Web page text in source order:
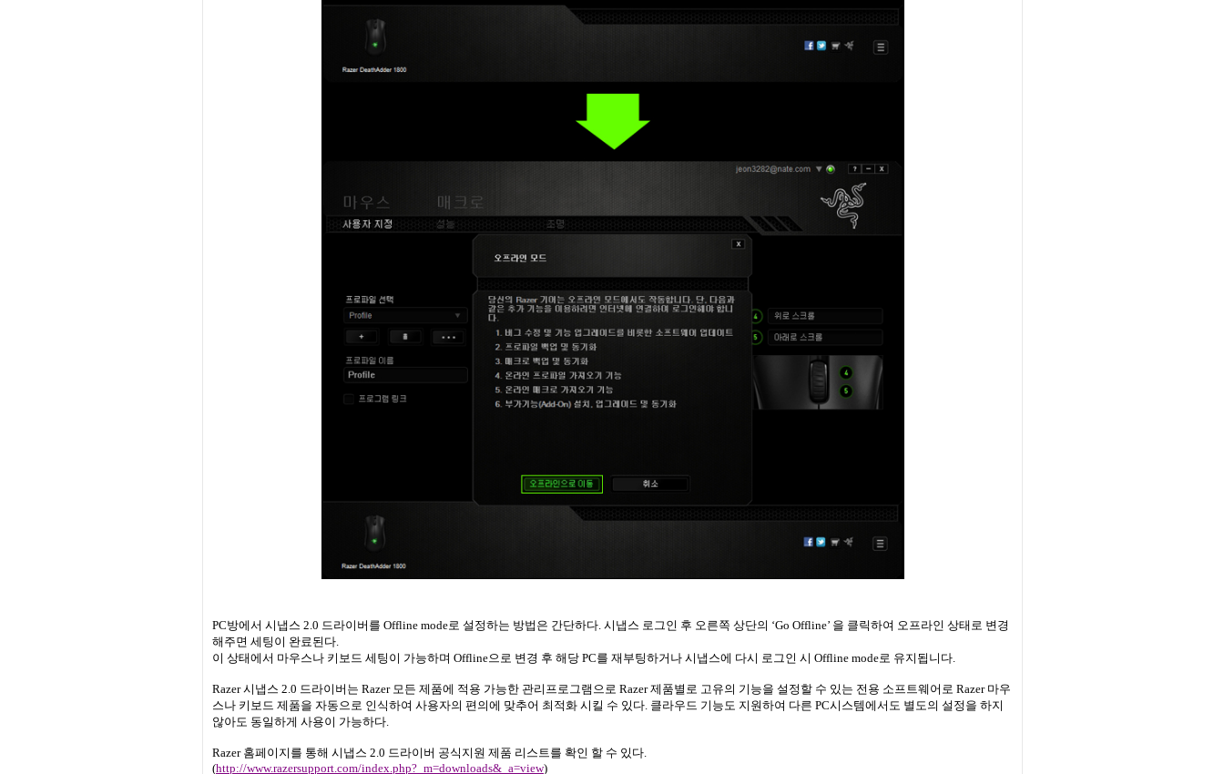
PC방에서 시냅스 2.0 드라이버를 Offline mode로 설정하는 방법은 간단하다 시냅스 로그인 후 오른쪽 상단의 ‘Go Offline’ 을 클릭하여 오프라인 상태로 변경
해주면 세팅이 완료된다
이 상태에서 마우스나 키보드 세팅이 가능하며 Offline으로 변경 후 해당 PC를 재부팅하거나 시냅스에 다시 로그인 시 Offline mode로 유지됩니다
Razer시냅스 2.0 드라이버는 Razer 모든 제품에 적용 가능한 관리프로그램으로 Razer제품별로 고유의 기능을 설정할 수 있는 전용 소프트웨어로 Razer 마우
스나 키보드 제품을 자동으로 인식하여 사용자의 편의에 맞추어 최적화 시킬 수 있다 클라우드 기능도 지원하여 다른 PC시스템에서도 별도의 설정을 하지
않아도 동일하게 사용이 가능하다
Razer 홈페이지를 통해 시냅스 2.0 드라이버 공식지원 제품 리스트를 확인 할 수 있다
(http://www.razersupport.com/index.php?_m=downloads&_a=view)